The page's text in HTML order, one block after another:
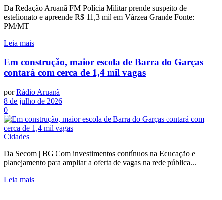
Da Redação Aruanã FM Polícia Militar prende suspeito de
estelionato e apreende R$ 11,3 mil em Várzea Grande Fonte:
PM/MT
Leia mais
Em construção, maior escola de Barra do Garças
contará com cerca de 1,4 mil vagas
por Rádio Aruanã
8 de julho de 2026
0
Cidades
Da Secom | BG Com investimentos contínuos na Educação e
planejamento para ampliar a oferta de vagas na rede pública...
Leia mais